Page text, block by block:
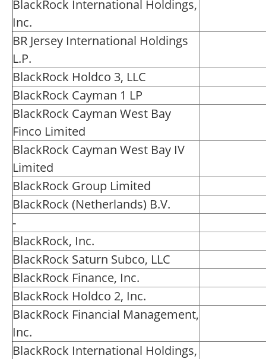
BlackRock International Holdings,
Inc.
BR Jersey International Holdings
L.P.
BlackRock Holdco 3, LLC
BlackRock Cayman 1 LP
BlackRock Cayman West Bay
Finco Limited
BlackRock Cayman West Bay IV
Limited
BlackRock Group Limited
BlackRock (Netherlands) B.V.
-
BlackRock, Inc.
BlackRock Saturn Subco, LLC
BlackRock Finance, Inc.
BlackRock Holdco 2, Inc.
BlackRock Financial Management,
Inc.
BlackRock International Holdings,